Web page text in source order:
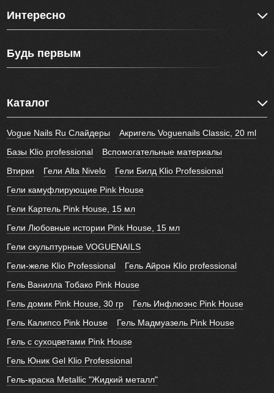
Интересно
Будь первым
Каталог
Vogue Nails Ru Слайдеры
Акригель Voguenails Classic, 20 ml
Базы Klio professional
Вспомогательные материалы
Втирки
Гели Alta Nivelo
Гели Билд Klio Professional
Гели камуфлирующие Pink House
Гели Картель Pink House, 15 мл
Гели Любовные истории Pink House, 15 мл
Гели скульптурные VOGUENAILS
Гели-желе Klio Professional
Гель Айрон Klio professional
Гель Ванилла Тобако Pink House
Гель домик Pink House, 30 гр
Гель Инфлюэнс Pink House
Гель Калипсо Pink House
Гель Мадмуазель Pink House
Гель с сухоцветами Pink House
Гель Юник Gel Klio Professional
Гель-краска Metallic "Жидкий металл"